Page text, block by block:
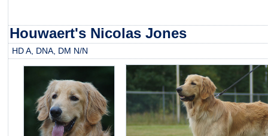
Houwaert's Nicolas Jones
HD A, DNA, DM N/N